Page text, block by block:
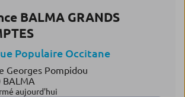
BALMA GRANDS
Populaire Occitane
Georges Pompidou
BALMA
aujourd'hui